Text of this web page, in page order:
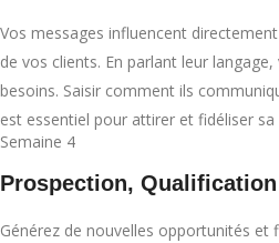
Vos messages influencent
de vos clients. En parlant leur
besoins. Saisir comment ils
est essentiel pour attirer et fidéliser sa
Semaine 4
Prospection,
Générez de nouvelles opportunités et